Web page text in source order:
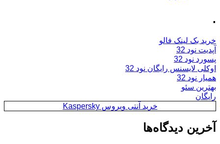
.
خرید بک لینک فالو
آپدیت نود 32
پسورد نود 32
اوکلی لایسنس رایگان نود 32
همیار نود 32
بهترین سئو
رایگان
خرید آنتی ویروس Kaspersky
آخرین دیدگاه‌ها